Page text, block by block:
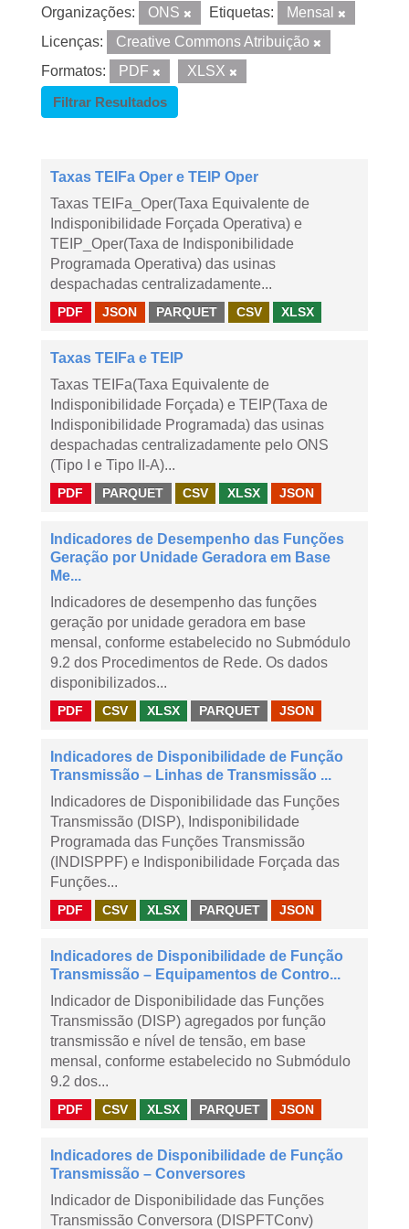
Organizações: ONS Etiquetas:
Mensal
Licenças:
Creative Commons Atribuição
Formatos:
PDF
XLSX
Filtrar Resultados
Taxas TEIFa Oper e TEIP Oper
Taxas TEIFa_Oper(Taxa Equivalente de
Indisponibilidade Forçada Operativa) e
TEIP_Oper(Taxa de Indisponibilidade
Programada Operativa) das usinas
despachadas centralizadamente...
PDF JSON PARQUET CSV XLSX
Taxas TEIFa e TEIP
Taxas TEIFa(Taxa Equivalente de
Indisponibilidade Forçada) e TEIP(Taxa de
Indisponibilidade Programada) das usinas
despachadas centralizadamente pelo ONS
(Tipo I e Tipo II-A)...
PDF PARQUET CSV XLSX JSON
Indicadores de Desempenho das Funções
Geração por Unidade Geradora em Base
Me...
Indicadores de desempenho das funções
geração por unidade geradora em base
mensal, conforme estabelecido no Submódulo
9.2 dos Procedimentos de Rede. Os dados
disponibilizados...
PDF CSV XLSX PARQUET JSON
Indicadores de Disponibilidade de Função
Transmissão – Linhas de Transmissão ...
Indicadores de Disponibilidade das Funções
Transmissão (DISP), Indisponibilidade
Programada das Funções Transmissão
(INDISPPF) e Indisponibilidade Forçada das
Funções...
PDF CSV XLSX PARQUET JSON
Indicadores de Disponibilidade de Função
Transmissão – Equipamentos de Contro...
Indicador de Disponibilidade das Funções
Transmissão (DISP) agregados por função
transmissão e nível de tensão, em base
mensal, conforme estabelecido no Submódulo
9.2 dos...
PDF CSV XLSX PARQUET JSON
Indicadores de Disponibilidade de Função
Transmissão – Conversores
Indicador de Disponibilidade das Funções
Transmissão Conversora (DISPFTConv)